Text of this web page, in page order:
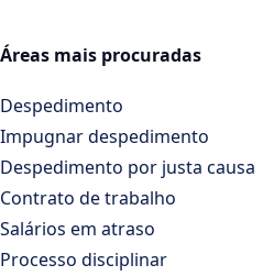
Áreas mais procuradas
Despedimento
Impugnar despedimento
Despedimento por justa causa
Contrato de trabalho
Salários em atraso
Processo disciplinar